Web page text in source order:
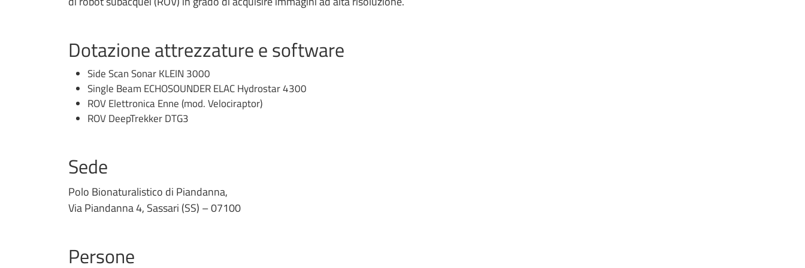
Dotazione attrezzature e software
Side Scan Sonar KLEIN 3000
Single Beam ECHOSOUNDER ELAC Hydrostar 4300
ROV Elettronica Enne (mod. Velociraptor)
ROV DeepTrekker DTG3
Sede
Polo Bionaturalistico di Piandanna,
Via Piandanna 4, Sassari (SS) – 07100
Persone